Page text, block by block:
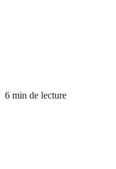
6 min de lecture